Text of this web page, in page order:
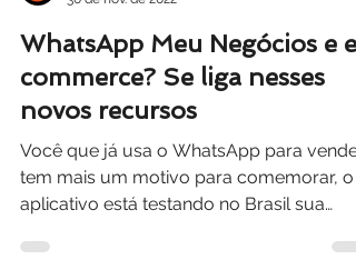
30 de nov. de 2022
WhatsApp Meu Negócios e e-
commerce? Se liga nesses
novos recursos
Você que já usa o WhatsApp para vender
tem mais um motivo para comemorar, o
aplicativo está testando no Brasil sua